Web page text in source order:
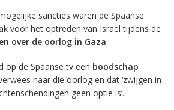
sancties waren de Spaanse
voor het optreden van Israël tijdens de
over de oorlog in Gaza.
op de Spaanse tv een boodschap
naar die oorlog en dat ‘zwijgen in
geen optie is’.